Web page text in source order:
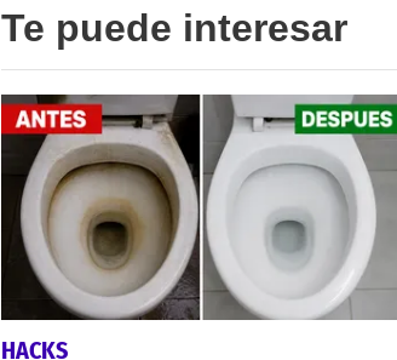
Te puede interesar
HACKS